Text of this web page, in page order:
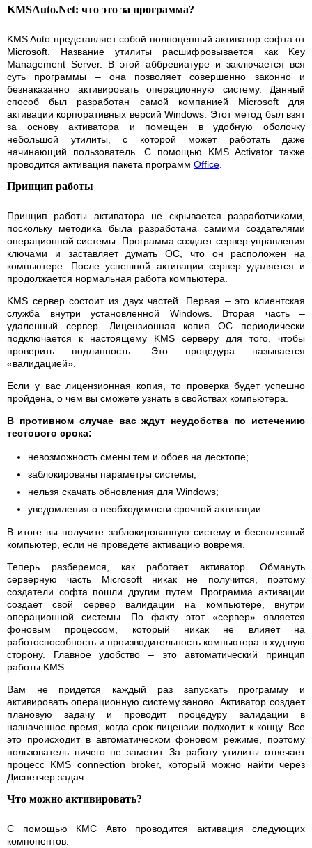
KMSAuto.Net: что это за программа?
KMS Auto представляет собой полноценный активатор софта от
Microsoft. Название утилиты расшифровывается как Key
Management Server. В этой аббревиатуре и заключается вся
суть программы – она позволяет совершенно законно и
безнаказанно активировать операционную систему. Данный
способ был разработан самой компанией Microsoft для
активации корпоративных версий Windows. Этот метод был взят
за основу активатора и помещен в удобную оболочку
небольшой утилиты, с которой может работать даже
начинающий пользователь. С помощью KMS Activator также
проводится активация пакета программ Office.
Принцип работы
Принцип работы активатора не скрывается разработчиками,
поскольку методика была разработана самими создателями
операционной системы. Программа создает сервер управления
ключами и заставляет думать ОС, что он расположен на
компьютере. После успешной активации сервер удаляется и
продолжается нормальная работа компьютера.
KMS сервер состоит из двух частей. Первая – это клиентская
служба внутри установленной Windows. Вторая часть –
удаленный сервер. Лицензионная копия ОС периодически
подключается к настоящему KMS серверу для того, чтобы
проверить подлинность. Это процедура называется
«валидацией».
Если у вас лицензионная копия, то проверка будет успешно
пройдена, о чем вы сможете узнать в свойствах компьютера.
В противном случае вас ждут неудобства по истечению
тестового срока:
невозможность смены тем и обоев на десктопе;
заблокированы параметры системы;
нельзя скачать обновления для Windows;
уведомления о необходимости срочной активации.
В итоге вы получите заблокированную систему и бесполезный
компьютер, если не проведете активацию вовремя.
Теперь разберемся, как работает активатор. Обмануть
серверную часть Microsoft никак не получится, поэтому
создатели софта пошли другим путем. Программа активации
создает свой сервер валидации на компьютере, внутри
операционной системы. По факту этот «сервер» является
фоновым процессом, который никак не влияет на
работоспособность и производительность компьютера в худшую
сторону. Главное удобство – это автоматический принцип
работы KMS.
Вам не придется каждый раз запускать программу и
активировать операционную систему заново. Активатор создает
плановую задачу и проводит процедуру валидации в
назначенное время, когда срок лицензии подходит к концу. Все
это происходит в автоматическом фоновом режиме, поэтому
пользователь ничего не заметит. За работу утилиты отвечает
процесс KMS connection broker, который можно найти через
Диспетчер задач.
Что можно активировать?
С помощью КМС Авто проводится активация следующих
компонентов: